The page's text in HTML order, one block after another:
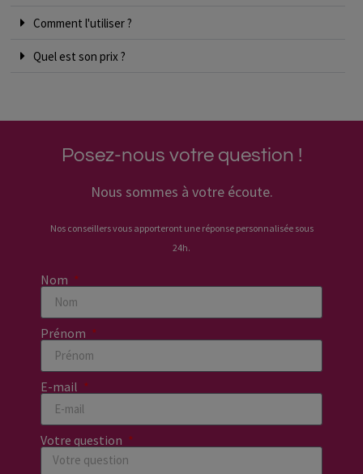
Comment l'utiliser ?
Quel est son prix ?
Posez-nous votre question !
Nous sommes à votre écoute.
Nos conseillers vous apporteront une réponse personnalisée sous
24h.
Nom
Prénom
E-mail
Votre question